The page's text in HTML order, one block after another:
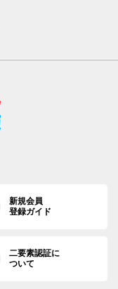
新規会員
登録ガイド
二要素認証に
ついて